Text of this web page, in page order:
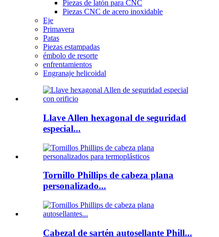
Piezas de latón para CNC
Piezas CNC de acero inoxidable
Eje
Primavera
Patas
Piezas estampadas
émbolo de resorte
enfrentamientos
Engranaje helicoidal
Llave Allen hexagonal de seguridad
especial...
Tornillo Phillips de cabeza plana
personalizado...
Cabezal de sartén autosellante Phill...